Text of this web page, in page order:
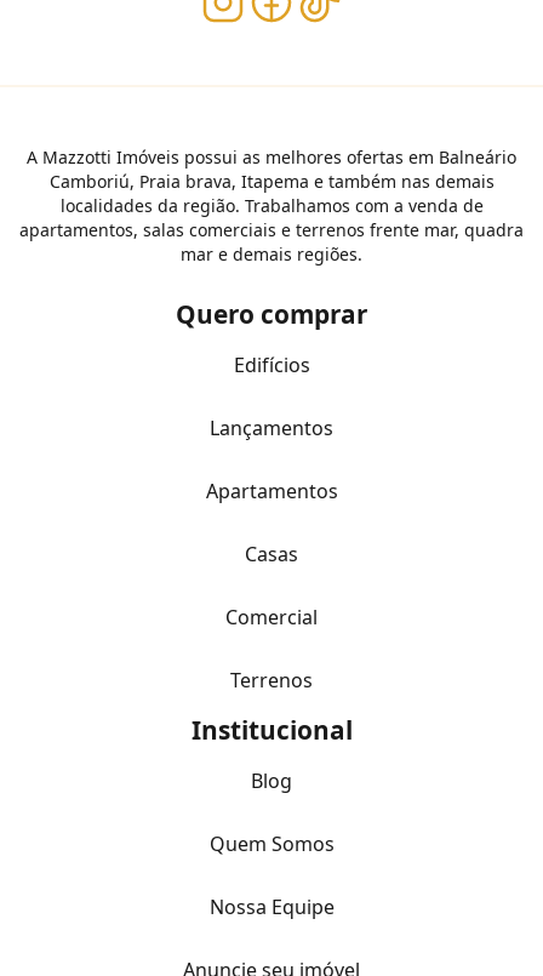
A Mazzotti Imóveis possui as melhores ofertas em Balneário
Camboriú, Praia brava, Itapema e também nas demais
localidades da região. Trabalhamos com a venda de
apartamentos, salas comerciais e terrenos frente mar, quadra
mar e demais regiões.
Quero comprar
Edifícios
Lançamentos
Apartamentos
Casas
Comercial
Terrenos
Institucional
Blog
Quem Somos
Nossa Equipe
Anuncie seu imóvel